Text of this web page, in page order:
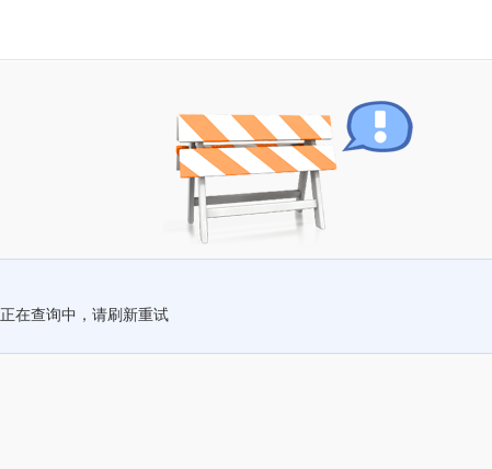
正在查询中，请刷新重试